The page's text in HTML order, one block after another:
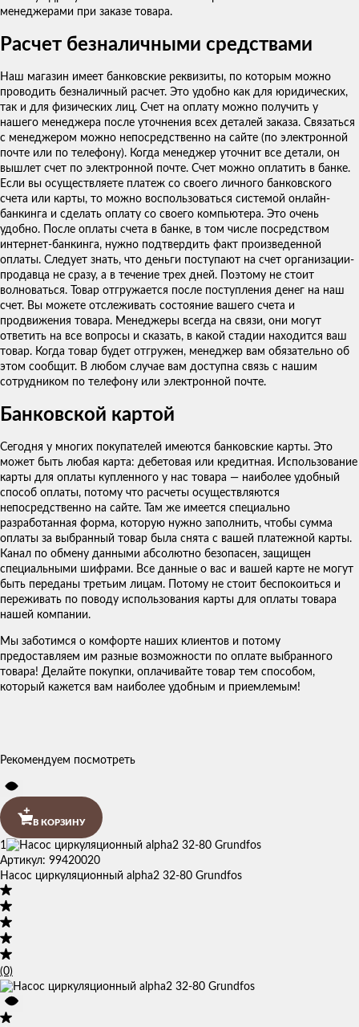
менеджерами при заказе товара.
Расчет безналичными средствами
Наш магазин имеет банковские реквизиты, по которым можно
проводить безналичный расчет. Это удобно как для юридических,
так и для физических лиц. Счет на оплату можно получить у
нашего менеджера после уточнения всех деталей заказа. Связаться
с менеджером можно непосредственно на сайте (по электронной
почте или по телефону). Когда менеджер уточнит все детали, он
вышлет счет по электронной почте. Счет можно оплатить в банке.
Если вы осуществляете платеж со своего личного банковского
счета или карты, то можно воспользоваться системой онлайн-
банкинга и сделать оплату со своего компьютера. Это очень
удобно. После оплаты счета в банке, в том числе посредством
интернет-банкинга, нужно подтвердить факт произведенной
оплаты. Следует знать, что деньги поступают на счет организации-
продавца не сразу, а в течение трех дней. Поэтому не стоит
волноваться. Товар отгружается после поступления денег на наш
счет. Вы можете отслеживать состояние вашего счета и
продвижения товара. Менеджеры всегда на связи, они могут
ответить на все вопросы и сказать, в какой стадии находится ваш
товар. Когда товар будет отгружен, менеджер вам обязательно об
этом сообщит. В любом случае вам доступна связь с нашим
сотрудником по телефону или электронной почте.
Банковской картой
Сегодня у многих покупателей имеются банковские карты. Это
может быть любая карта: дебетовая или кредитная. Использование
карты для оплаты купленного у нас товара — наиболее удобный
способ оплаты, потому что расчеты осуществляются
непосредственно на сайте. Там же имеется специально
разработанная форма, которую нужно заполнить, чтобы сумма
оплаты за выбранный товар была снята с вашей платежной карты.
Канал по обмену данными абсолютно безопасен, защищен
специальными шифрами. Все данные о вас и вашей карте не могут
быть переданы третьим лицам. Потому не стоит беспокоиться и
переживать по поводу использования карты для оплаты товара
нашей компании.
Мы заботимся о комфорте наших клиентов и потому
предоставляем им разные возможности по оплате выбранного
товара! Делайте покупки, оплачивайте товар тем способом,
который кажется вам наиболее удобным и приемлемым!
Рекомендуем посмотреть
В КОРЗИНУ
1
Артикул: 99420020
Насос циркуляционный alpha2 32-80 Grundfos
(0)